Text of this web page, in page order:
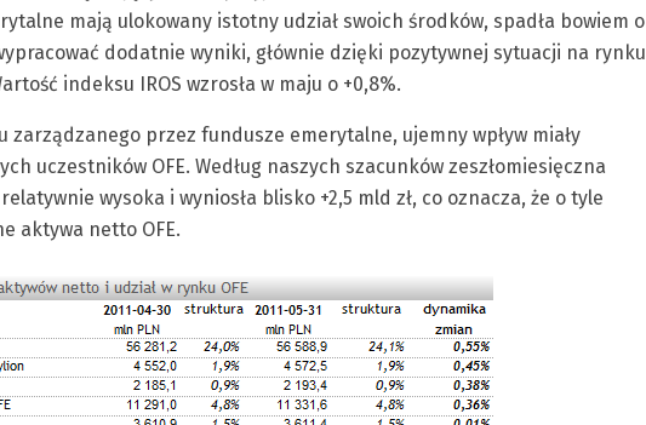
mają ulokowany istotny udział swoich środków, spadła bowiem o
dodatnie wyniki, głównie dzięki pozytywnej sytuacji na rynku
indeksu IROS wzrosła w maju o +0,8%.
zarządzanego przez fundusze emerytalne, ujemny wpływ miały
uczestników OFE. Według naszych szacunków zeszłomiesięczna
wysoka i wyniosła blisko +2,5 mld zł, co oznacza, że o tyle
aktywa netto OFE.